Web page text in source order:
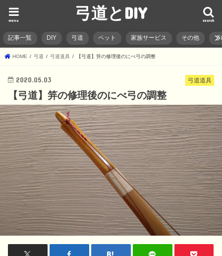
弓道とDIY search
menu
記事一覧 DIY 弓道 ペット 家族サービス その他 ブ
HOME 弓道 弓道道具 【弓道】笄の修理後のにべ弓の調整
弓道道具
2020.05.03
【弓道】笄の修理後のにべ弓の調整